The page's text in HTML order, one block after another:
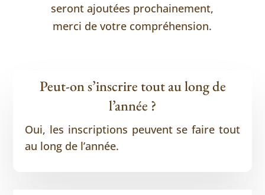
seront ajoutées prochainement,
merci de votre compréhension.
Peut-on s’inscrire tout au long de
l’année ?
Oui, les inscriptions peuvent se faire tout
au long de l’année.